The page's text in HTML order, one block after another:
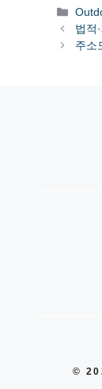
법적
주소
©